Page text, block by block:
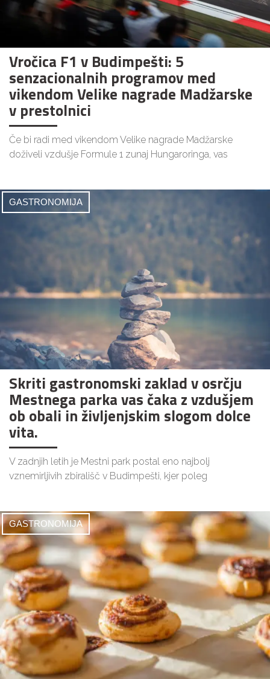
Vročica F1 v Budimpešti: 5
senzacionalnih programov med
vikendom Velike nagrade Madžarske
v prestolnici
Če bi radi med vikendom Velike nagrade Madžarske
doživeli vzdušje Formule 1 zunaj Hungaroringa, vas
GASTRONOMIJA
Skriti gastronomski zaklad v osrčju
Mestnega parka vas čaka z vzdušjem
ob obali in življenjskim slogom dolce
vita.
V zadnjih letih je Mestni park postal eno najbolj
vznemirljivih zbirališč v Budimpešti, kjer poleg
GASTRONOMIJA